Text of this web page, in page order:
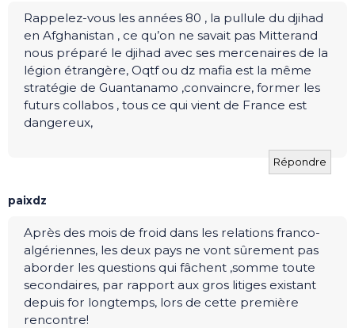
Rappelez-vous les années 80 , la pullule du djihad
en Afghanistan , ce qu’on ne savait pas Mitterand
nous préparé le djihad avec ses mercenaires de la
légion étrangère, Oqtf ou dz mafia est la même
stratégie de Guantanamo ,convaincre, former les
futurs collabos , tous ce qui vient de France est
dangereux,
Répondre
paixdz
Après des mois de froid dans les relations franco-
algériennes, les deux pays ne vont sûrement pas
aborder les questions qui fâchent ,somme toute
secondaires, par rapport aux gros litiges existant
depuis for longtemps, lors de cette première
rencontre!